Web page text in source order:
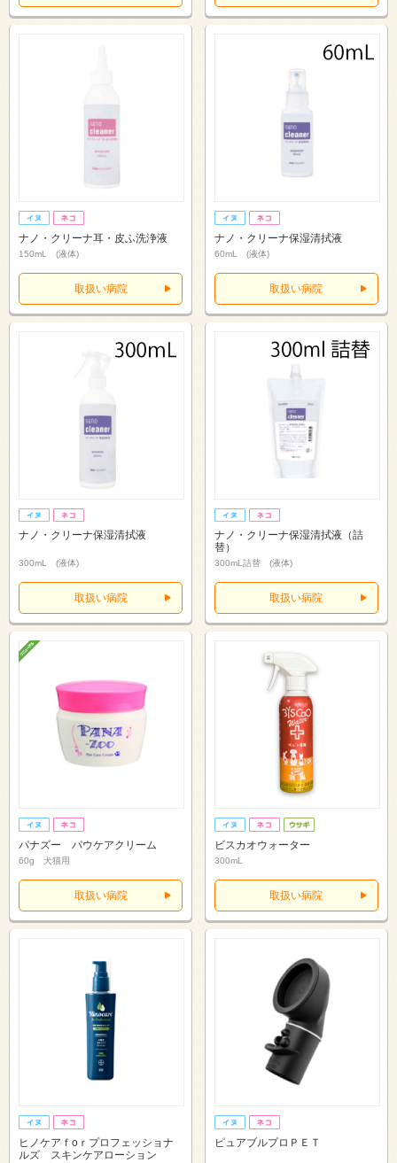
ナノ・クリーナ耳・皮ふ洗浄液
150mL (液体)
取扱い病院
ナノ・クリーナ保湿清拭液
60mL (液体)
取扱い病院
ナノ・クリーナ保湿清拭液
300mL (液体)
取扱い病院
ナノ・クリーナ保湿清拭液（詰
替）
300mL詰替 (液体)
取扱い病院
パナズー パウケアクリーム
60g 犬猫用
取扱い病院
ビスカオウォーター
300mL
取扱い病院
ヒノケアｆоｒプロフェッショナ
ルズ スキンケアローション
ピュアブルプロＰＥＴ